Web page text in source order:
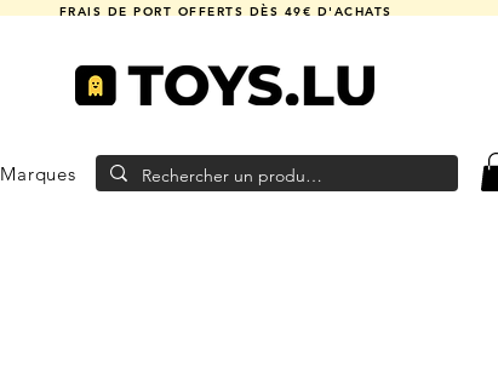
FRAIS DE PORT OFFERTS DÈS 49€ D'ACHATS
Marques